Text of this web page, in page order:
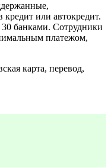
или автокредит.
30 банками. Сотрудники
платежом,
карта, перевод,